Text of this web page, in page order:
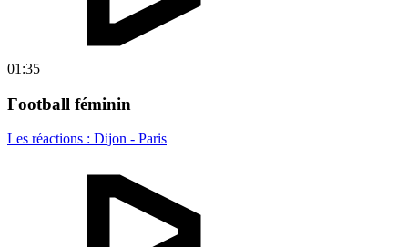
01:35
Football féminin
Les réactions : Dijon - Paris